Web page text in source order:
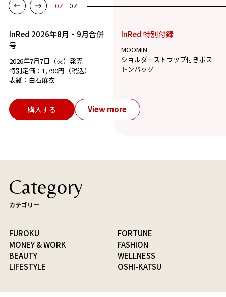
07 07
InRed 2026年8月・9月合併
号
2026年7月7日（火）発売
特別定価：1,790円（税込）
表紙：白石麻衣
InRed 特別付録
MOOMIN
ショルダーストラップ付きボス
トンバッグ
購入する View more
Category
カテゴリー
FUROKU
FORTUNE
MONEY & WORK
FASHION
BEAUTY
WELLNESS
LIFESTYLE
OSHI-KATSU